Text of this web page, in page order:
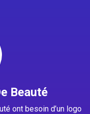
Beauté
ont besoin d’un logo